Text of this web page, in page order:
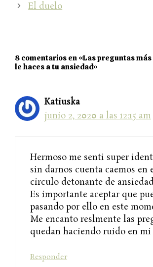
El duelo
8 comentarios en «Las preguntas más
le haces a tu ansiedad»
Katiuska
junio 2, 2020 a las 12:15 am
Hermoso me senti super
sin darnos cuenta caemos en
circulo detonante de
Es importante aceptar que
pasando por ello en este
Me encanto reslmente las
quedan haciendo ruido en mi
Responder